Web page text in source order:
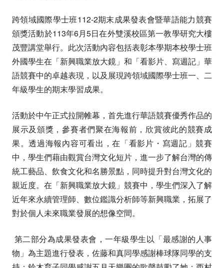
跨領域國際學士班112-2期末成果發表會暨華語能力競賽
頒獎活動於113年6月5日在外雙溪校區第一教學研究大樓
茂豐講堂舉行。此次活動內容包括表彰本學期本校學士班
外國學生在「新興職業放大鏡」和「看影片、寫週記」華
語競賽中的卓越表現，以及展現跨領域國際學士班一、二
年級學生的期末學習成果。
活動於中午正式拉開帷幕，首先進行華語競賽優秀作品的
展示及頒獎，參賽者們聚在海報前，欣賞彼此的競賽成
果。透過海報內容可看出，在「看影片・寫週記」競賽
中，學生們藉由觀賞台灣文化短片，進一步了解台灣的傳
統工藝品、飲食文化和名勝景點，同時提升對台灣文化的
親近度。在「新興職業放大鏡」競賽中，學生們深入了解
近年來永續管理師、數位鑑識分析師等新興職業，拓展了
對於個人未來職業發展的想像空間。
第二部分為成果發表會，一年級學生以「最感謝的人事
物」為主題進行發表，佐藤和真同學感謝棒球隊同學的支